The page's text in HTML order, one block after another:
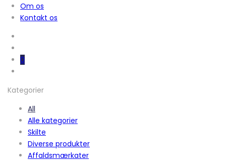
Om os
Kontakt os
0
Kategorier
All
Alle kategorier
Skilte
Diverse produkter
Affaldsmærkater